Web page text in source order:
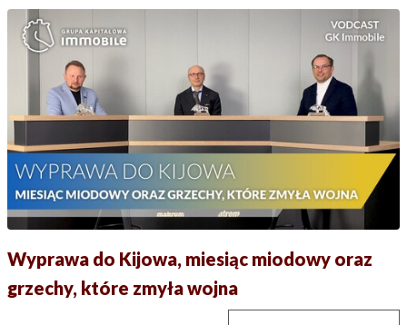
Wyprawa do Kijowa, miesiąc miodowy oraz
grzechy, które zmyła wojna